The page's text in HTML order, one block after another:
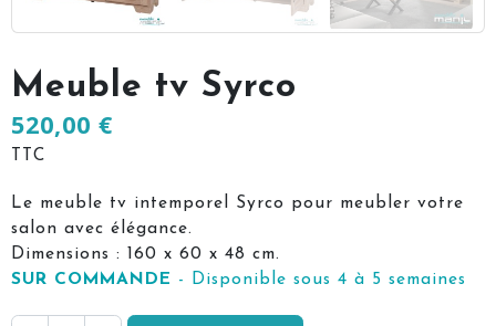
Meuble tv Syrco
520,00 €
TTC
Le meuble tv intemporel Syrco pour meubler votre
salon avec élégance.
Dimensions : 160 x 60 x 48 cm.
SUR COMMANDE - Disponible sous 4 à 5 semaines